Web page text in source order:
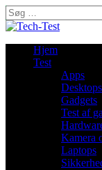
Søg
efter:
Hjem
Test
Apps
Desktops
Gadgets
Test af
Kamera
Laptops